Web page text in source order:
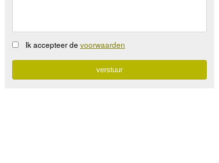
Ik accepteer de voorwaarden